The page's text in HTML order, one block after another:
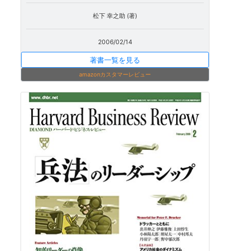
松下 幸之助 (著)
2006/02/14
著書一覧を見る
amazonカスタマーレビュー